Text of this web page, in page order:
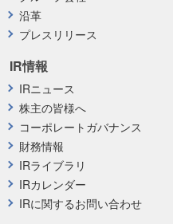
沿革
プレスリリース
IR情報
IRニュース
株主の皆様へ
コーポレートガバナンス
財務情報
IRライブラリ
IRカレンダー
IRに関するお問い合わせ